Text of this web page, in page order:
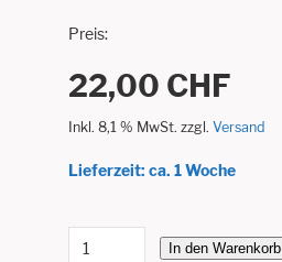
Preis:
22,00 CHF
Inkl. 8,1 % MwSt. zzgl.Versand
Lieferzeit: ca. 1 Woche
In den Warenkorb